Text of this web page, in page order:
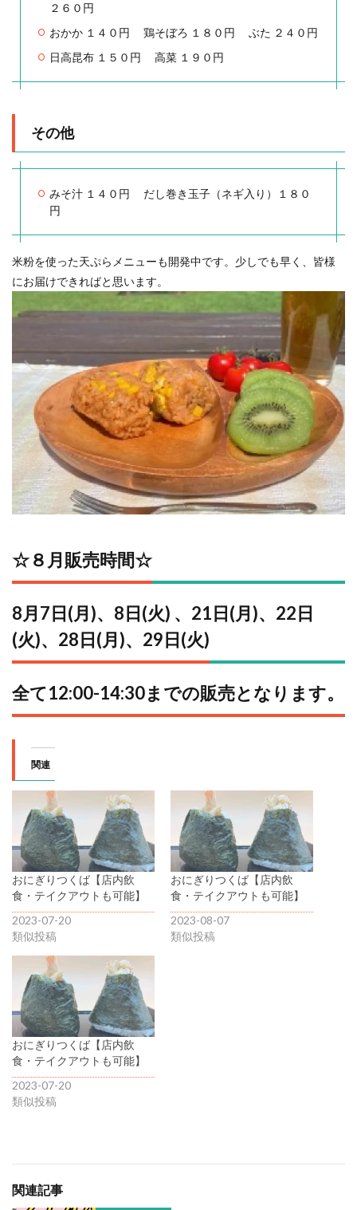
２６０円
おかか １４０円 鶏そぼろ １８０円 ぶた ２４０円
⽇⾼昆布 １５０円 ⾼菜 １９０円
その他
みそ汁 １４０円 だし巻き⽟⼦（ネギ⼊り）１８０
円
⽶粉を使った天ぷらメニューも開発中です。少しでも早く、皆様
にお届けできればと思います。
☆８⽉販売時間☆
8⽉7⽇(⽉)、8⽇(火) 、21日(月)、22日
(火)、28日(月)、29日(火)
全て12:00-14:30までの販売となります。
関連
おにぎりつくば【店内飲
食・テイクアウトも可能】
2023-07-20
類似投稿
おにぎりつくば【店内飲
食・テイクアウトも可能】
2023-08-07
類似投稿
おにぎりつくば【店内飲
食・テイクアウトも可能】
2023-07-20
類似投稿
関連記事